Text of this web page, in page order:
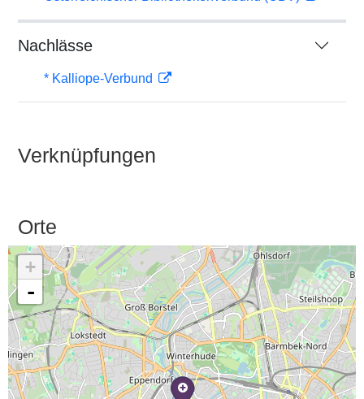
Nachlässe
* Kalliope-Verbund
Verknüpfungen
Orte
+
-